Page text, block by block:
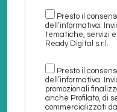
Presto il
dell’informativa:
tematiche, servizi
Ready Digital s.r.l.
Presto il
dell’informativa:
promozionali
anche Profilato, di
commercializzati